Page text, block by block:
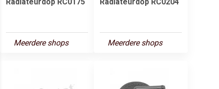
Meerdere shops Meerdere shops